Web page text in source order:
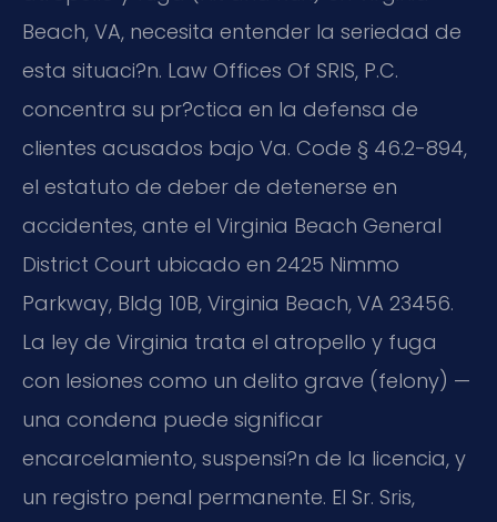
Beach, VA, necesita entender la seriedad de
esta situaci?n. Law Offices Of SRIS, P.C.
concentra su pr?ctica en la defensa de
clientes acusados bajo Va. Code § 46.2-894,
el estatuto de deber de detenerse en
accidentes, ante el Virginia Beach General
District Court ubicado en 2425 Nimmo
Parkway, Bldg 10B, Virginia Beach, VA 23456.
La ley de Virginia trata el atropello y fuga
con lesiones como un delito grave (felony) —
una condena puede significar
encarcelamiento, suspensi?n de la licencia, y
un registro penal permanente. El Sr. Sris,